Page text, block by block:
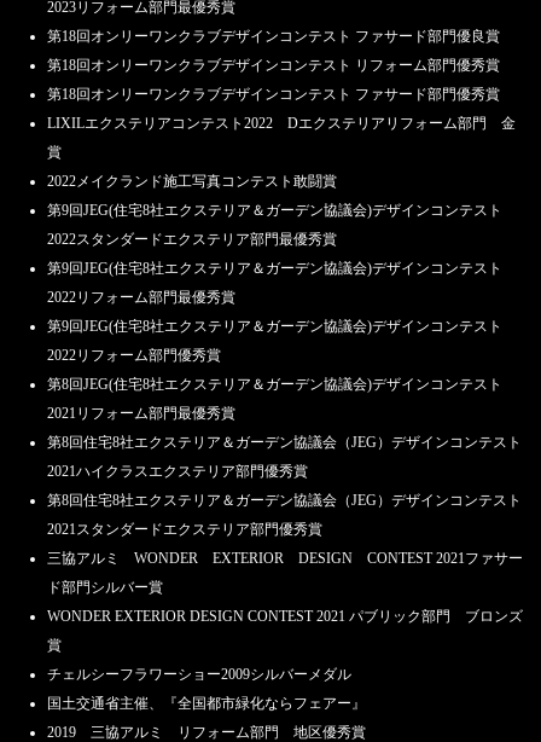
2023リフォーム部門最優秀賞
第18回オンリーワンクラブデザインコンテスト ファサード部門優良賞
第18回オンリーワンクラブデザインコンテスト リフォーム部門優秀賞
第18回オンリーワンクラブデザインコンテスト ファサード部門優秀賞
LIXILエクステリアコンテスト2022 Dエクステリアリフォーム部門 金
賞
2022メイクランド施工写真コンテスト敢闘賞
第9回JEG(住宅8社エクステリア＆ガーデン協議会)デザインコンテスト
2022スタンダードエクステリア部門最優秀賞
第9回JEG(住宅8社エクステリア＆ガーデン協議会)デザインコンテスト
2022リフォーム部門最優秀賞
第9回JEG(住宅8社エクステリア＆ガーデン協議会)デザインコンテスト
2022リフォーム部門優秀賞
第8回JEG(住宅8社エクステリア＆ガーデン協議会)デザインコンテスト
2021リフォーム部門最優秀賞
第8回住宅8社エクステリア＆ガーデン協議会（JEG）デザインコンテスト
2021ハイクラスエクステリア部門優秀賞
第8回住宅8社エクステリア＆ガーデン協議会（JEG）デザインコンテスト
2021スタンダードエクステリア部門優秀賞
三協アルミ WONDER EXTERIOR DESIGN CONTEST 2021ファサー
ド部門シルバー賞
WONDER EXTERIOR DESIGN CONTEST 2021 パブリック部門 ブロンズ
賞
チェルシーフラワーショー2009シルバーメダル
国土交通省主催、『全国都市緑化ならフェアー』
2019 三協アルミ リフォーム部門 地区優秀賞